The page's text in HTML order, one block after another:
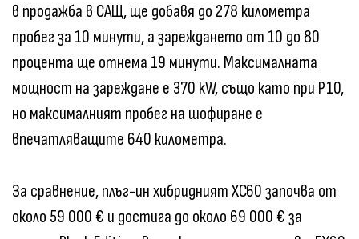
в продажба в САЩ, ще добавя до 278 километра
пробег за 10 минути, а зареждането от 10 до 80
процента ще отнема 19 минути. Максималната
мощност на зареждане е 370 kW, също като при P10,
но максималният пробег на шофиране е
впечатляващите 640 километра.
За сравнение, плъг-ин хибридният XC60 започва от
около 59 000 € и достига до около 69 000 € за